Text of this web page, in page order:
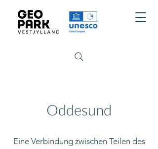
Oddesund
Eine Verbindung zwischen Teilen des